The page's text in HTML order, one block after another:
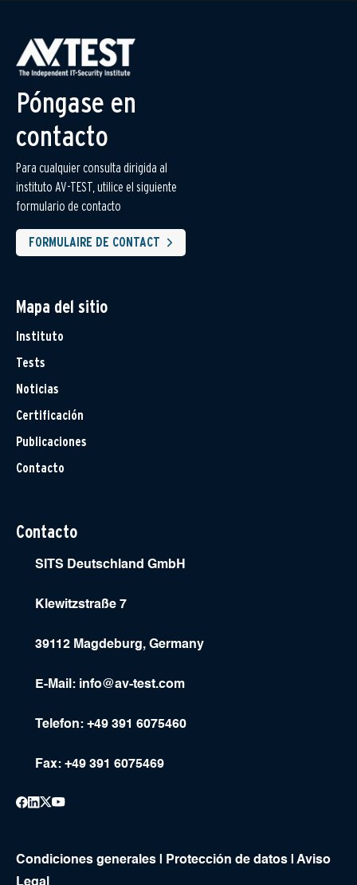
Póngase en
contacto
Para cualquier consulta dirigida al
instituto AV-TEST, utilice el siguiente
formulario de contacto
FORMULAIRE DE CONTACT
Mapa del sitio
Instituto
Tests
Noticias
Certificación
Publicaciones
Contacto
Contacto
SITS Deutschland GmbH
Klewitzstraße 7
39112 Magdeburg, Germany
E-Mail: info@av-test.com
Telefon: +49 391 6075460
Fax: +49 391 6075469
Condiciones generales Protección de datos
Aviso
Legal